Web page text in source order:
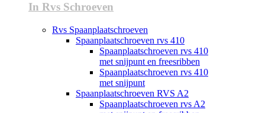
In Rvs Schroeven
Rvs Spaanplaatschroeven
Spaanplaatschroeven rvs 410
Spaanplaatschroeven rvs 410
met snijpunt en freesribben
Spaanplaatschroeven rvs 410
met snijpunt
Spaanplaatschroeven RVS A2
Spaanplaatschroeven rvs A2